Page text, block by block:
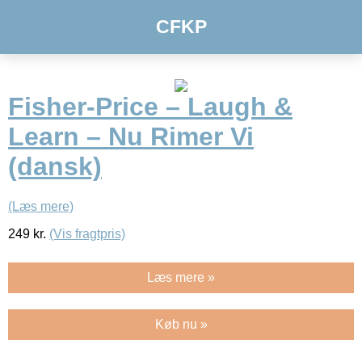
CFKP
Fisher-Price – Laugh &
Learn – Nu Rimer Vi
(dansk)
(Læs mere)
249 kr. (Vis fragtpris)
Læs mere »
Køb nu »